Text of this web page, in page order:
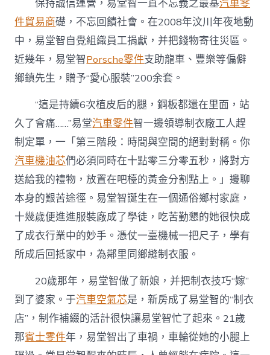
保持誠信運營，易堂智一直不忘義之最基汽車零
件貿易商礎，不忘回饋社會。在2008年汶川年夜地動
中，易堂智自覺組織員工捐獻，并把錢物寄往災區。
近幾年，易堂智Porsche零件支助龍車、豐樂等偏僻
鄉鎮先生，贈予“愛心服裝”200余套。
“這是持續6次植皮后的腿，鋼板都還在里面，站
久了會痛……”易堂汽車零件智一邊領導制衣廠工人趕
制定單，一「第三階段：時間與空間的絕對對稱。你
汽車機油芯們必須同時在十點零三分零五秒，將對方
送給我的禮物，放置在吧檯的黃金分割點上。」邊聊
本身的艱苦途徑。易堂智誕生在一個通俗鄉村家庭，
十幾歲便進進服裝廠成了學徒，吃苦勤懇的她很快成
了成衣行業中的妙手。憑仗一臺機械一把尺子，學有
所成后回抵家中，為鄰里同鄉縫制衣服。
20歲那年，易堂智做了新娘，并把制衣技巧“嫁”
到了婆家。于汽車空氣芯是，新房成了易堂智的“制衣
店”，制作補綴的活計很快讓易堂智忙了起來。21歲
那賓士零件年，易堂智出了車禍，車輪從她的小腿上